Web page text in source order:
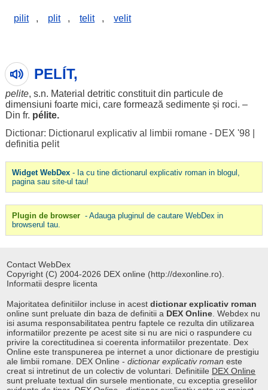
pilit , plit , telit , velit
PELÍT,
pelite, s.n. Material detritic constituitdin particulede
dimensiuni foarte mici, care formează sedimenteși roci. –
Din fr. pélite.
Dictionar: Dictionarul explicativ al limbii romane - DEX '98|
definitia pelit
Widget WebDex- Ia cu tine dictionarul explicativ roman in blogul,
pagina sau site-ul tau!
Plugin de browser - Adauga pluginul de cautare WebDex in
browserul tau.
Contact WebDex
Copyright (C) 2004-2026 DEX online (http://dexonline.ro).
Informatii despre licenta
Majoritatea definitiilor incluse in acestdictionar explicativ roman
online sunt preluate din baza de definitii a DEX Online . Webdex nu
isi asuma responsabilitatea pentru faptele ce rezulta din utilizarea
informatiilor prezente pe acest site si nu are nici o raspundere cu
privire la corectitudinea si coerenta informatiilor prezentate. Dex
Online este transpunerea pe internet a unor dictionare de prestigiu
ale limbii romane. DEX Online -dictionar explicativ roman este
creat si intretinut de un colectiv de voluntari. Definitiile DEX Online
sunt preluate textual din sursele mentionate, cu exceptia greselilor